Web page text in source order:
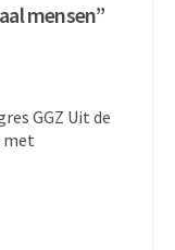
mensen”
GGZ Uit de
met